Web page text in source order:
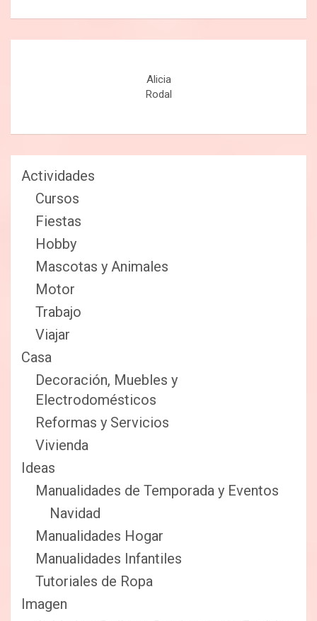
Alicia
Rodal
Actividades
Cursos
Fiestas
Hobby
Mascotas y Animales
Motor
Trabajo
Viajar
Casa
Decoración, Muebles y
Electrodomésticos
Reformas y Servicios
Vivienda
Ideas
Manualidades de Temporada y Eventos
Navidad
Manualidades Hogar
Manualidades Infantiles
Tutoriales de Ropa
Imagen